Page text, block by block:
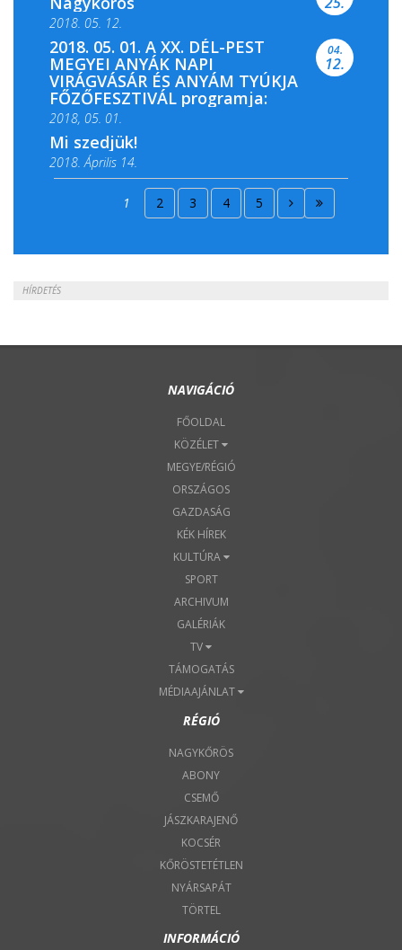
2018. 05. 12.
2018. 05. 01. A XX. DÉL-PEST
MEGYEI ANYÁK NAPI
VIRÁGVÁSÁR ÉS ANYÁM TYÚKJA
FŐZŐFESZTIVÁL programja:
2018, 05. 01.
04.
12.
Mi szedjük!
2018. Április 14.
2018. Április 15.
1 2 3 4 5
HÍRDETÉS
NAVIGÁCIÓ
FŐOLDAL
KÖZÉLET
MEGYE/RÉGIÓ
ORSZÁGOS
GAZDASÁG
KÉK HÍREK
KULTÚRA
SPORT
ARCHIVUM
GALÉRIÁK
TV
TÁMOGATÁS
MÉDIAAJÁNLAT
RÉGIÓ
NAGYKŐRÖS
ABONY
CSEMŐ
JÁSZKARAJENŐ
KOCSÉR
KŐRÖSTETÉTLEN
NYÁRSAPÁT
TÖRTEL
INFORMÁCIÓ